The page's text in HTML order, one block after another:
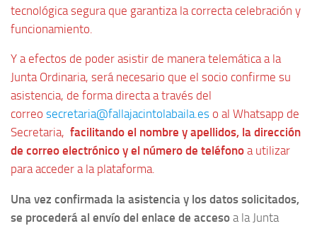
tecnológica segura que garantiza la correcta celebración y
funcionamiento.
Y a efectos de poder asistir de manera telemática a la
Junta Ordinaria, será necesario que el socio confirme su
asistencia, de forma directa a través del
correo secretaria@fallajacintolabaila.es o al Whatsapp de
Secretaria, facilitando el nombre y apellidos, la dirección
de correo electrónico y el número de teléfono a utilizar
para acceder a la plataforma.
Una vez confirmada la asistencia y los datos solicitados,
se procederá al envío del enlace de acceso a la Junta